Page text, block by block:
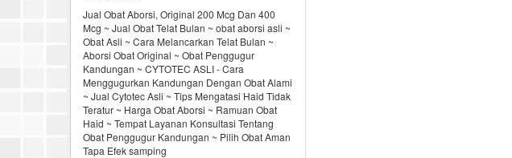
Jual Obat Aborsi, Original 200 Mcg Dan 400
Mcg ~ Jual Obat Telat Bulan ~ obat aborsi asli ~
Obat Asli ~ Cara Melancarkan Telat Bulan ~
Aborsi Obat Original ~ Obat Penggugur
Kandungan ~ CYTOTEC ASLI - Cara
Menggugurkan Kandungan Dengan Obat Alami
~ Jual Cytotec Asli ~ Tips Mengatasi Haid Tidak
Teratur ~ Harga Obat Aborsi ~ Ramuan Obat
Haid ~ Tempat Layanan Konsultasi Tentang
Obat Penggugur Kandungan ~ Pilih Obat Aman
Tapa Efek samping